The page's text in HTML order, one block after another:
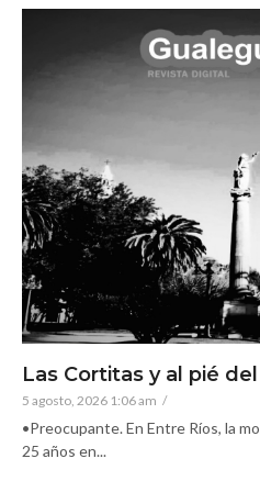
Las Cortitas y al pié
5 agosto, 2026 1:06 am /
•Preocupante. En Entre Ríos, la
25 años en...